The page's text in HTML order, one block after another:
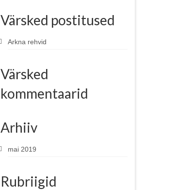
Värsked postitused
Arkna rehvid
Värsked
kommentaarid
Arhiiv
mai 2019
Rubriigid